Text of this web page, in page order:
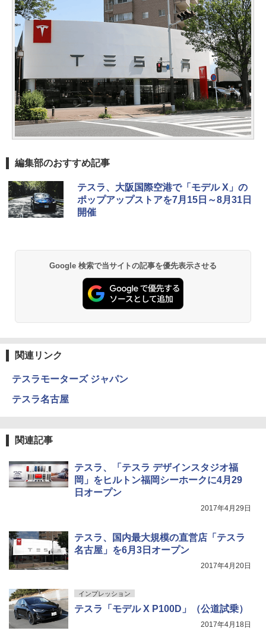
編集部のおすすめ記事
テスラ、大阪国際空港で「モデル X」の
ポップアップストアを7月15日～8月31日
開催
Google 検索で当サイトの記事を優先表示させる
関連リンク
テスラモーターズ ジャパン
テスラ名古屋
関連記事
テスラ、「テスラ デザインスタジオ福
岡」をヒルトン福岡シーホークに4月29
日オープン
2017年4月29日
テスラ、国内最大規模の直営店「テスラ
名古屋」を6月3日オープン
2017年4月20日
インプレッション
テスラ「モデル X P100D」（公道試乗）
2017年4月18日